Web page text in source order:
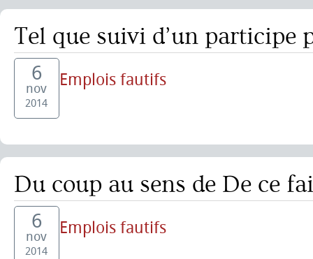
Tel que suivi d’un participe
6
nov
2014
Emplois fautifs
Du coup au sens de De ce
6
nov
2014
Emplois fautifs